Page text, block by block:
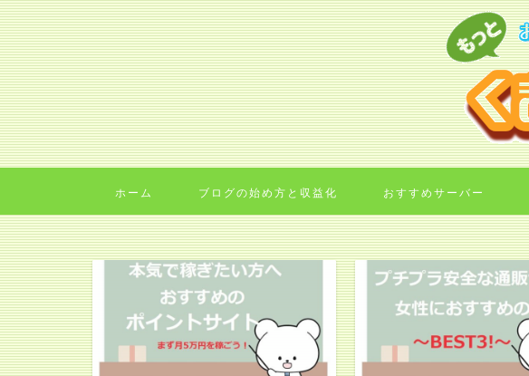
ホーム ブログの始め方と収益化 おすすめサーバー